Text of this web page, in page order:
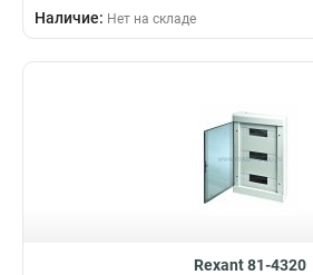
Наличие: Нет на складе
Rexant 81-4320